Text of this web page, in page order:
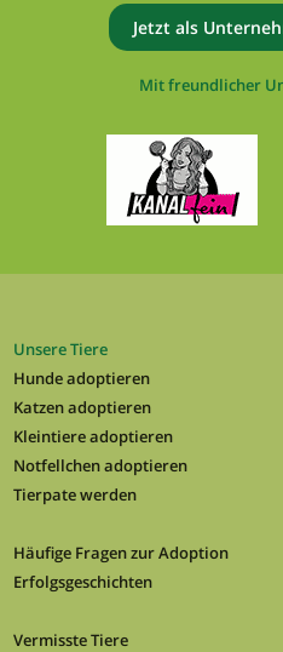
Jetzt als
Mit freundlicher
Unsere Tiere
Hunde adoptieren
Katzen adoptieren
Kleintiere adoptieren
Notfellchen adoptieren
Tierpate werden
Häufige Fragen zur Adoption
Erfolgsgeschichten
Vermisste Tiere